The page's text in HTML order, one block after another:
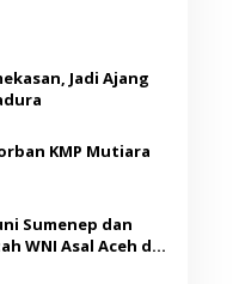
Jadi Ajang
KMP Mutiara
Sumenep dan
WNI Asal Aceh di